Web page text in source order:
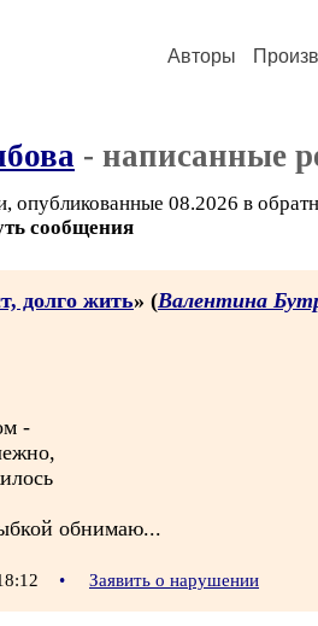
Авторы
- написанные
опубликованные 08.2026 в
сообщения
долго жить» (Валентина
-
обнимаю...
• Заявить о нарушении